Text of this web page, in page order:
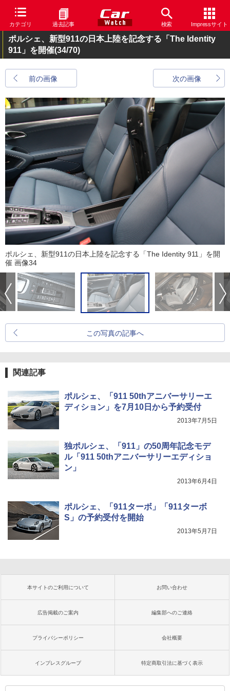
カテゴリ 過去記事 検索 Impressサイト
ポルシェ、新型911の日本上陸を記念する「The Identity
911」を開催(34/70)
前の画像 次の画像
ポルシェ、新型911の日本上陸を記念する「The Identity 911」を開
催 画像34
この写真の記事へ
関連記事
ポルシェ、「911 50thアニバーサリーエ
ディション」を7月10日から予約受付
2013年7月5日
独ポルシェ、「911」の50周年記念モデ
ル「911 50thアニバーサリーエディショ
ン」
2013年6月4日
ポルシェ、「911ターボ」「911ターボ
S」の予約受付を開始
2013年5月7日
本サイトのご利用について お問い合わせ
広告掲載のご案内 編集部へのご連絡
プライバシーポリシー 会社概要
インプレスグループ 特定商取引法に基づく表示